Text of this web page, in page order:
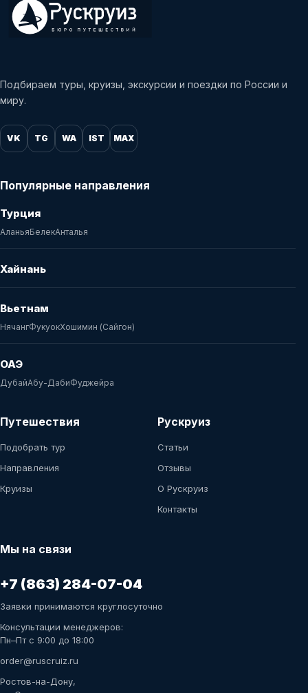
Подбираем туры, круизы, экскурсии и поездки по России и
миру.
VK TG WA IST MAX
Популярные направления
Турция
АланьяБелекАнталья
Хайнань
Вьетнам
НячангФукуокХошимин (Сайгон)
ОАЭ
ДубайАбу-ДабиФуджейра
Путешествия
Подобрать тур
Направления
Круизы
Рускруиз
Статьи
Отзывы
О Рускруиз
Контакты
Мы на связи
+7 (863) 284-07-04
Заявки принимаются круглосуточно
Консультации менеджеров:
Пн–Пт с 9:00 до 18:00
order@ruscruiz.ru
Ростов-на-Дону,